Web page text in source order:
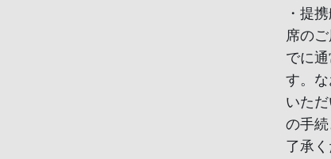
・提
席の
でに
す。
いた
の手
了承く